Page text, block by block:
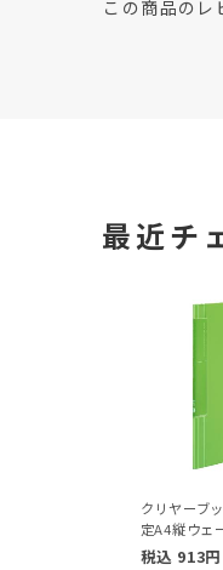
この商品のレ
最近チ
クリヤーブ
定A4縦ウェ
税込 913円